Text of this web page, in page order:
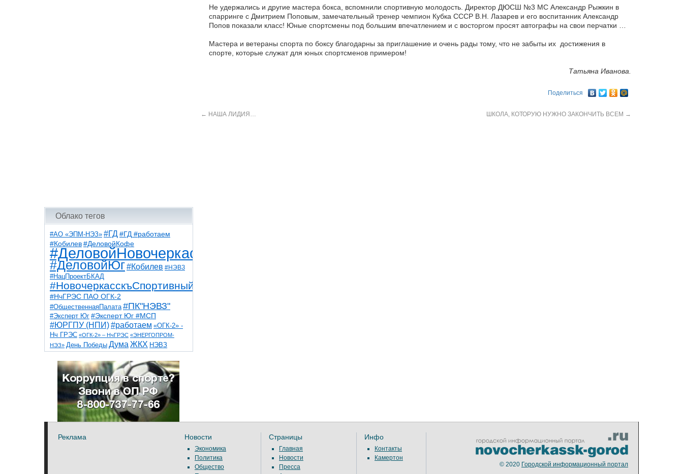
Облако тегов
#АО «ЭПМ-НЭЗ» #ГД #ГД #работаем
#Кобилев #ДеловойКофе
#ДеловойНовочеркасск
#ДеловойЮг#Кобилев #НЭВЗ
#НацПроектБКАД
#НовочеркасскъСпортивный
#НчГРЭС ПАО ОГК-2
#ОбщественнаяПалата #ПК"НЭВЗ"
#Эксперт Юг #Эксперт Юг #МСП
#ЮРГПУ (НПИ)#работаем «ОГК-2» -
Нч ГРЭС «ОГК-2» – НчГРЭС «ЭНЕРГОПРОМ-
НЭЗ» День Победы Дума ЖКХ НЭВЗ
НчГРЭС ТНТ
благоустройствоветераны выборы
детидороги казаки коррупция космос
общественная палата парк пожар роща
спорт театр транспорт художники
Не удержались и другие мастера бокса, вспомнили спортивную молодость. Директор ДЮСШ №3 МС Александр Рыжкин в
спарринге с Дмитрием Поповым, замечательный тренер чемпион Кубка СССР В.Н. Лазарев и его воспитанник Александр
Попов показали класс! Юные спортсмены под большим впечатлением и с восторгом просят автографы на свои перчатки …
Мастера и ветераны спорта по боксу благодарны за приглашение и очень рады тому, что не забыты их достижения в
спорте, которые служат для юных спортсменов примером!
Татьяна Иванова.
Поделиться
← НАША ЛИДИЯ… ШКОЛА, КОТОРУЮ НУЖНО ЗАКОНЧИТЬ ВСЕМ →
Реклама Новости
Экономика
Политика
Общество
Страницы
Главная
Новости
Пресса
Инфо
Контакты
Камертон
© 2020 Городской информационный портал